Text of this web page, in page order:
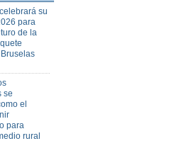
su
para
de la
se
el
para
rural